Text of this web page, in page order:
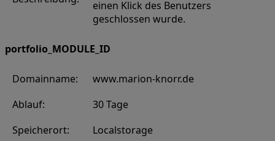
einen Klick des Benutzers
geschlossen wurde.
portfolio_MODULE_ID
Domainname:
www.marion-knorr.de
Ablauf:
30 Tage
Speicherort:
Localstorage